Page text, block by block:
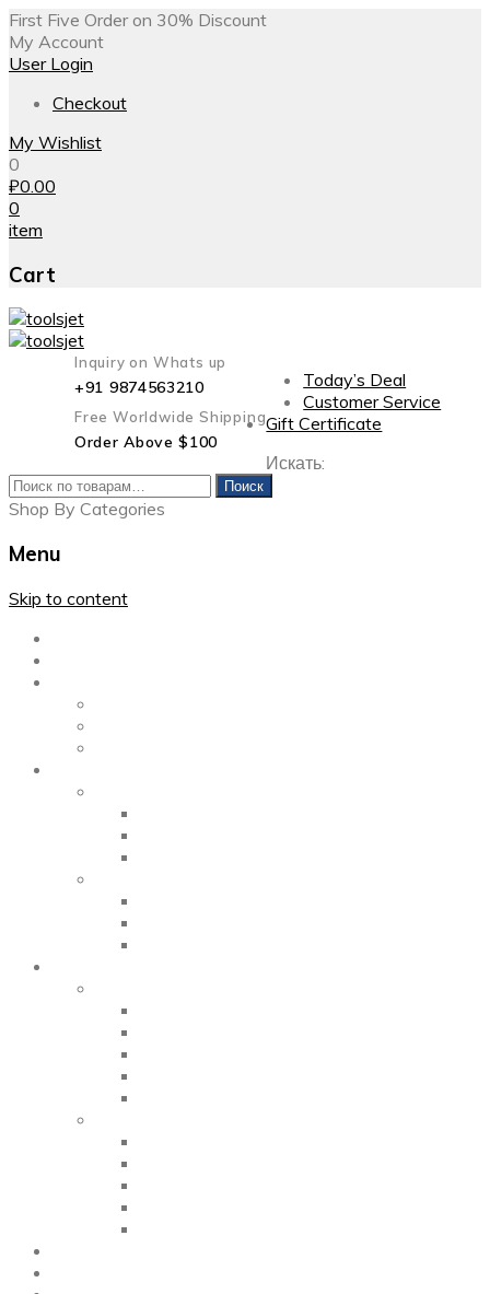
First Five Order on 30% Discount
My Account
User Login
Checkout
My Wishlist
0
₽0.00
0
item
Cart
Inquiry on Whats up
+91 9874563210
Free Worldwide Shipping
Order Above $100
Today’s Deal
Customer Service
Gift Certificate
Искать:
Поиск
Shop By Categories
Menu
Skip to content